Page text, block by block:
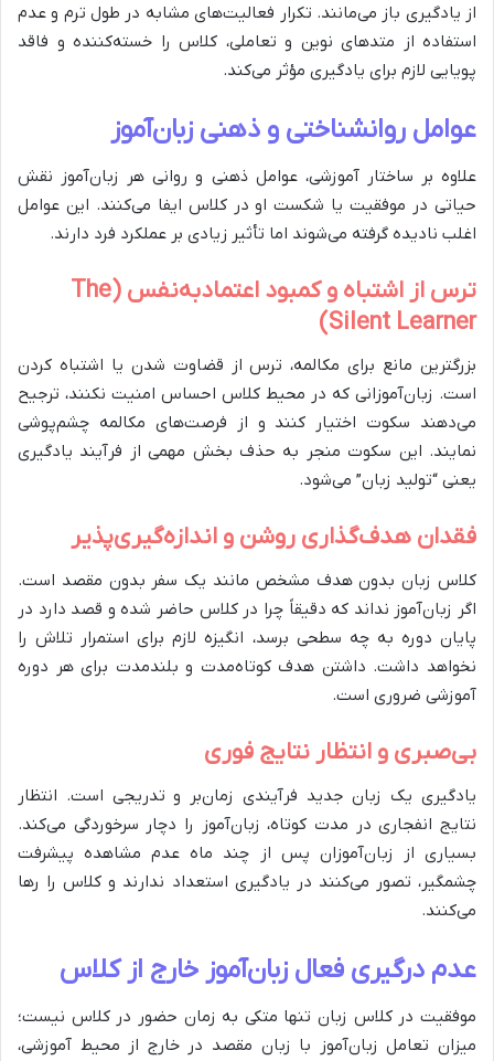
از یادگیری باز می‌مانند. تکرار فعالیت‌های مشابه در طول ترم و عدم
استفاده از متدهای نوین و تعاملی، کلاس را خسته‌کننده و فاقد
پویایی لازم برای یادگیری مؤثر می‌کند.
عوامل روانشناختی و ذهنی زبان‌آموز
علاوه بر ساختار آموزشی، عوامل ذهنی و روانی هر زبان‌آموز نقش
حیاتی در موفقیت یا شکست او در کلاس ایفا می‌کنند. این عوامل
اغلب نادیده گرفته می‌شوند اما تأثیر زیادی بر عملکرد فرد دارند.
ترس از اشتباه و کمبود اعتمادبه‌نفس (The
Silent Learner)
بزرگترین مانع برای مکالمه، ترس از قضاوت شدن یا اشتباه کردن
است. زبان‌آموزانی که در محیط کلاس احساس امنیت نکنند، ترجیح
می‌دهند سکوت اختیار کنند و از فرصت‌های مکالمه چشم‌پوشی
نمایند. این سکوت منجر به حذف بخش مهمی از فرآیند یادگیری
یعنی “تولید زبان” می‌شود.
فقدان هدف‌گذاری روشن و اندازه‌گیری‌پذیر
کلاس زبان بدون هدف مشخص مانند یک سفر بدون مقصد است.
اگر زبان‌آموز نداند که دقیقاً چرا در کلاس حاضر شده و قصد دارد در
پایان دوره به چه سطحی برسد، انگیزه لازم برای استمرار تلاش را
نخواهد داشت. داشتن هدف کوتاه‌مدت و بلندمدت برای هر دوره
آموزشی ضروری است.
بی‌صبری و انتظار نتایج فوری
یادگیری یک زبان جدید فرآیندی زمان‌بر و تدریجی است. انتظار
نتایج انفجاری در مدت کوتاه، زبان‌آموز را دچار سرخوردگی می‌کند.
بسیاری از زبان‌آموزان پس از چند ماه عدم مشاهده پیشرفت
چشمگیر، تصور می‌کنند در یادگیری استعداد ندارند و کلاس را رها
می‌کنند.
عدم درگیری فعال زبان‌آموز خارج از کلاس
موفقیت در کلاس زبان تنها متکی به زمان حضور در کلاس نیست؛
میزان تعامل زبان‌آموز با زبان مقصد در خارج از محیط آموزشی،